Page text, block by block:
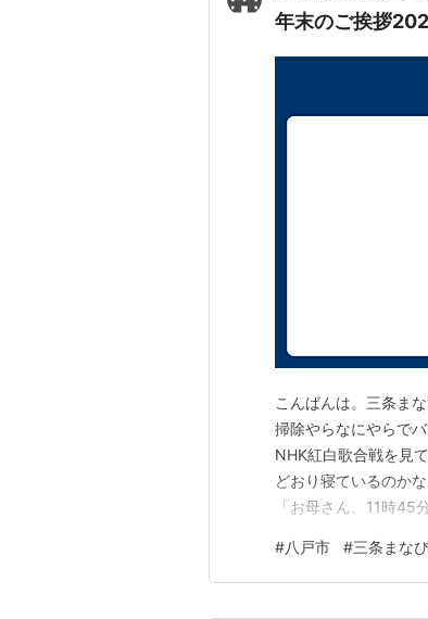
年末のご挨拶
こんばんは。三条ま
掃除やらなにやらで
NHK紅白歌合戦を見
どおり寝ているのか
「お母さん、11時45
になりますように。
→sanjo202404 で検
#八戸市 #三条まな